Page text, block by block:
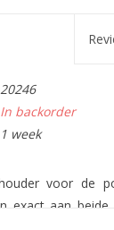
20246
In backorder
1 week
voor de
exact aan